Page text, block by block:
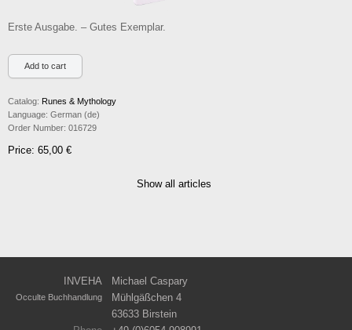
Erste Ausgabe. – Gutes Exemplar.
Catalog: Runes & Mythology
Language: German (de)
Order Number: 016729
Price: 65,00 €
Show all articles
INVEHA Michael Caspary
Occulte Buchhandlung
Mühlgäßchen 4
63633 Birstein